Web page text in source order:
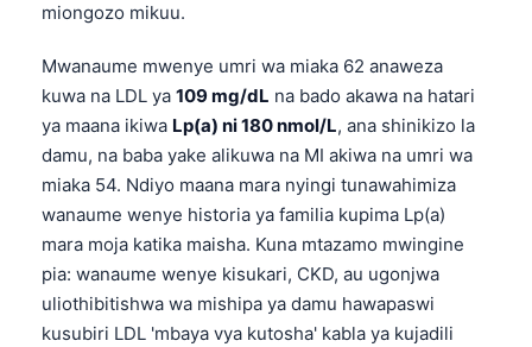
miongozo mikuu.
Mwanaume mwenye umri wa miaka 62 anaweza
kuwa na LDL ya 109 mg/dL na bado akawa na hatari
ya maana ikiwa Lp(a) ni 180 nmol/L, ana shinikizo la
damu, na baba yake alikuwa na MI akiwa na umri wa
miaka 54. Ndiyo maana mara nyingi tunawahimiza
wanaume wenye historia ya familia kupima Lp(a)
mara moja katika maisha. Kuna mtazamo mwingine
pia: wanaume wenye kisukari, CKD, au ugonjwa
uliothibitishwa wa mishipa ya damu hawapaswi
kusubiri LDL 'mbaya vya kutosha' kabla ya kujadili
Galego
Latviešu valoda
Македонски јазик
Euskara
Gàidhlig
Occitan
العربية المغربية
Afrikaans
Монгол